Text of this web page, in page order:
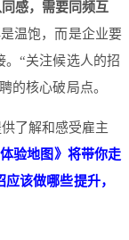
感，需要同频互
温饱，而是企业要
。“关注候选人的招
的核心破局点。
了解和感受雇主
验地图》将带你走
该做哪些提升，